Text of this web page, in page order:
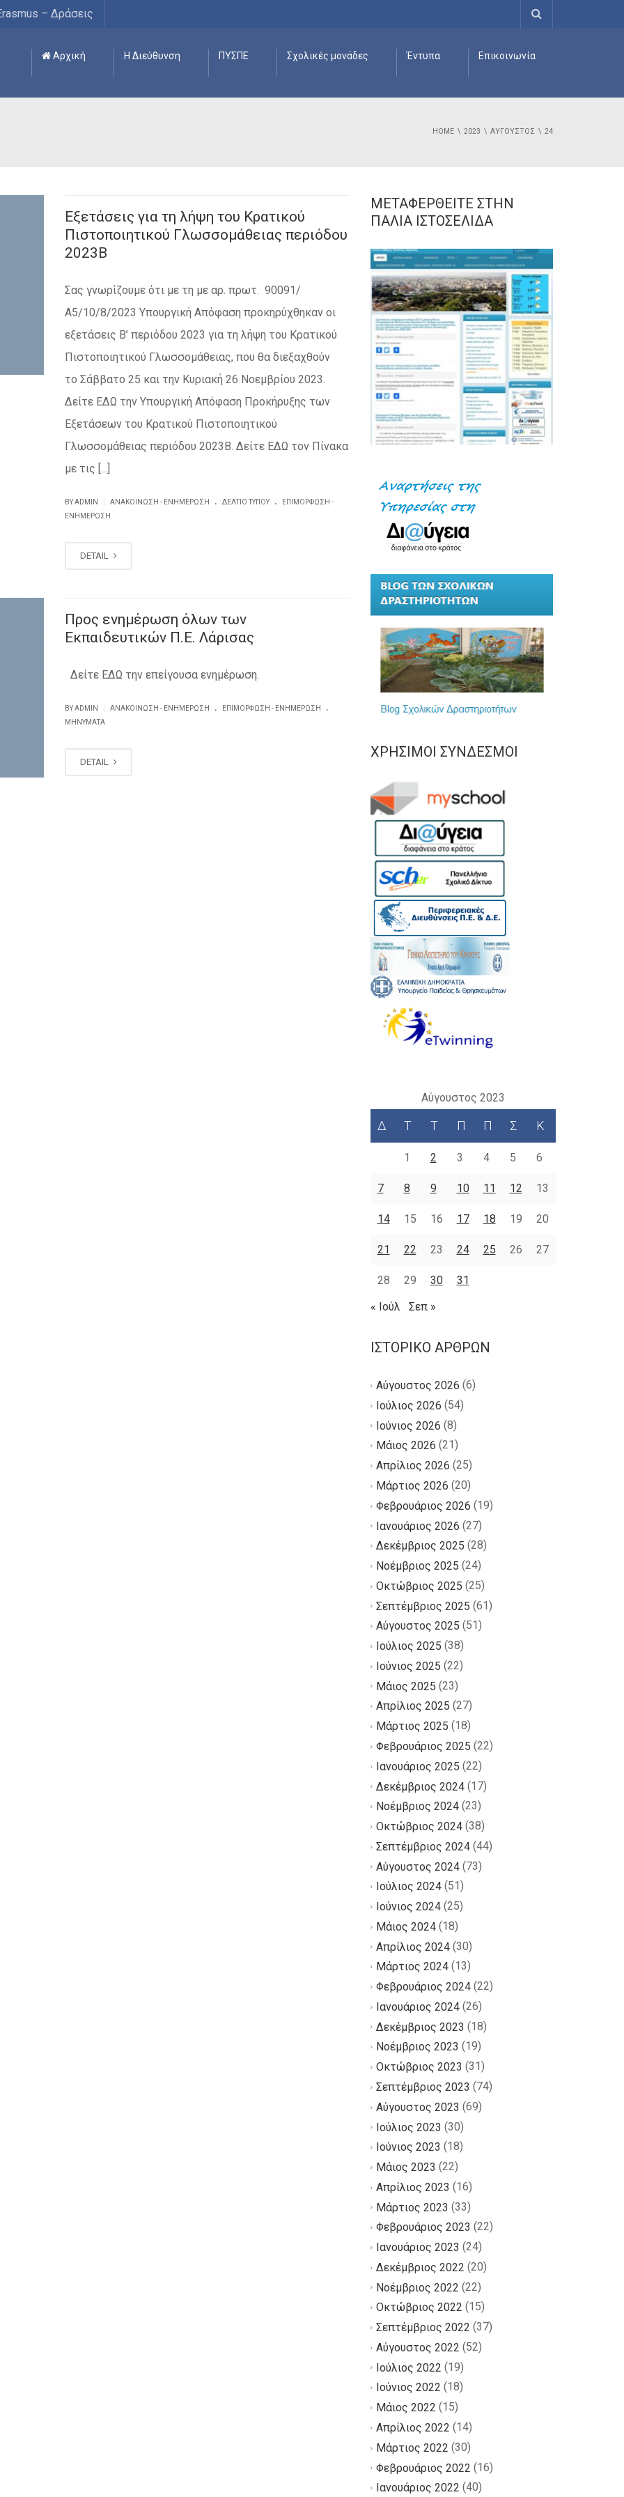
– Δράσεις
Αρχική Η Διεύθυνση ΠΥΣΠΕ Σχολικές μονάδες Έντυπα Επικοινωνία
HOME 2023 ΑΎΓΟΥΣΤΟΣ 24
Εξετάσεις για τη λήψη του Κρατικού
Πιστοποιητικού Γλωσσομάθειας περιόδου
2023Β
Σας γνωρίζουμε ότι με τη με αρ. πρωτ. 90091/
Α5/10/8/2023 Υπουργική Απόφαση προκηρύχθηκαν οι
εξετάσεις Β’ περιόδου 2023 για τη λήψη του Κρατικού
Πιστοποιητικού Γλωσσομάθειας, που θα διεξαχθούν
το Σάββατο 25 και την Κυριακή 26 Νοεμβρίου 2023.
Δείτε ΕΔΩ την Υπουργική Απόφαση Προκήρυξης των
Εξετάσεων του Κρατικού Πιστοποιητικού
Γλωσσομάθειας περιόδου 2023Β. Δείτε ΕΔΩ τον Πίνακα
με τις [...]
BY ADMIN ΑΝΑΚΟΊΝΩΣΗ - ΕΝΗΜΈΡΩΣΗ . ΔΕΛΤΊΟ ΤΎΠΟΥ .
ΕΠΙΜΌΡΦΩΣΗ -
ΕΝΗΜΈΡΩΣΗ
DETAIL
Προς ενημέρωση όλων των
Εκπαιδευτικών Π.Ε. Λάρισας
Δείτε ΕΔΩ την επείγουσα ενημέρωση.
BY ADMIN ΑΝΑΚΟΊΝΩΣΗ - ΕΝΗΜΈΡΩΣΗ . ΕΠΙΜΌΡΦΩΣΗ - ΕΝΗΜΈΡΩΣΗ .
ΜΗΝΎΜΑΤΑ
DETAIL
ΜΕΤΑΦΕΡΘΕΊΤΕ ΣΤΗΝ
ΠΑΛΙΆ ΙΣΤΟΣΕΛΊΔΑ
ΧΡΉΣΙΜΟΙ ΣΎΝΔΕΣΜΟΙ
Αύγουστος 2023
Δ Τ Τ Π Π Σ Κ
1 2 3 4 5 6
7 8 9 10 11 12 13
14 15 16 17 18 19 20
21 22 23 24 25 26 27
28 29 30
31
« Ιούλ
Σεπ »
ΙΣΤΟΡΙΚΌ ΆΡΘΡΩΝ
Αύγουστος 2026 (6)
Ιούλιος 2026 (54)
Ιούνιος 2026 (8)
Μάιος 2026 (21)
Απρίλιος 2026 (25)
Μάρτιος 2026 (20)
Φεβρουάριος 2026 (19)
Ιανουάριος 2026 (27)
Δεκέμβριος 2025 (28)
Νοέμβριος 2025 (24)
Οκτώβριος 2025 (25)
Σεπτέμβριος 2025 (61)
Αύγουστος 2025 (51)
Ιούλιος 2025 (38)
Ιούνιος 2025 (22)
Μάιος 2025 (23)
Απρίλιος 2025 (27)
Μάρτιος 2025 (18)
Φεβρουάριος 2025 (22)
Ιανουάριος 2025 (22)
Δεκέμβριος 2024(17)
Νοέμβριος 2024(23)
Οκτώβριος 2024(38)
Σεπτέμβριος 2024(44)
Αύγουστος 2024(73)
Ιούλιος 2024(51)
Ιούνιος 2024(25)
Μάιος 2024(18)
Απρίλιος 2024(30)
Μάρτιος 2024(13)
Φεβρουάριος 2024(22)
Ιανουάριος 2024(26)
Δεκέμβριος 2023 (18)
Νοέμβριος 2023 (19)
Οκτώβριος 2023 (31)
Σεπτέμβριος 2023 (74)
Αύγουστος 2023 (69)
Ιούλιος 2023 (30)
Ιούνιος 2023 (18)
Μάιος 2023 (22)
Απρίλιος 2023 (16)
Μάρτιος 2023 (33)
Φεβρουάριος 2023 (22)
Ιανουάριος 2023 (24)
Δεκέμβριος 2022 (20)
Νοέμβριος 2022 (22)
Οκτώβριος 2022 (15)
Σεπτέμβριος 2022 (37)
Αύγουστος 2022 (52)
Ιούλιος 2022 (19)
Ιούνιος 2022 (18)
Μάιος 2022 (15)
Απρίλιος 2022 (14)
Μάρτιος 2022 (30)
Φεβρουάριος 2022 (16)
Ιανουάριος 2022 (40)